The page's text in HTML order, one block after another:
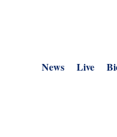
News Live